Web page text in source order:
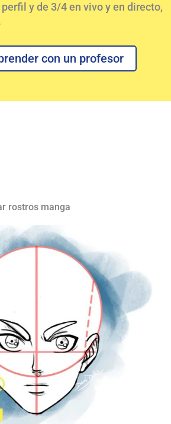
y de 3/4 en vivo y en directo,
con un profesor
rostros manga